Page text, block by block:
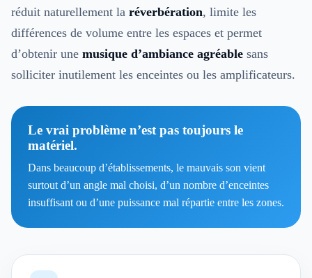
réduit naturellement la réverbération, limite les
différences de volume entre les espaces et permet
d’obtenir une musique d’ambiance agréable sans
solliciter inutilement les enceintes ou les amplificateurs.
Le vrai problème n’est pas toujours le
matériel.
Dans beaucoup d’établissements, le mauvais son vient
surtout d’un angle mal choisi, d’un nombre d’enceintes
insuffisant ou d’une puissance mal répartie entre les zones.